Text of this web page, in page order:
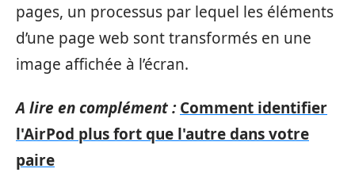
pages, un processus par lequel les éléments
d’une page web sont transformés en une
image affichée à l’écran.
A lire en complément : Comment identifier
l'AirPod plus fort que l'autre dans votre
paire